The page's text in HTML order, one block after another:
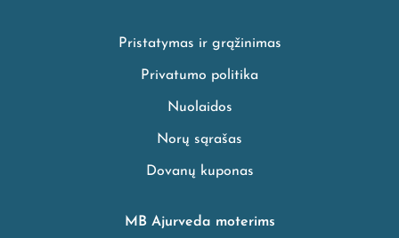
Pristatymas ir grąžinimas
Privatumo politika
Nuolaidos
Norų sąrašas
Dovanų kuponas
MB Ajurveda moterims